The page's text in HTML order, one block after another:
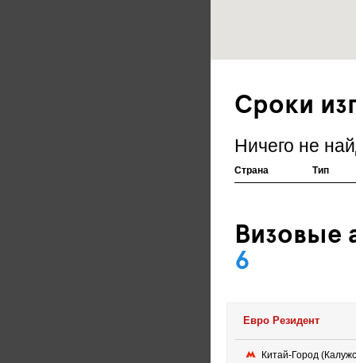
Сроки
Ничего не
Страна Тип
Визовые
6
Евро Резидент
Китай-Город